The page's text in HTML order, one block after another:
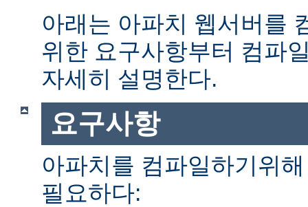
아래는 아파치 웹서버를
위한 요구사항부터 컴파
자세히 설명한다.
요구사항
아파치를 컴파일하기위
필요하다: